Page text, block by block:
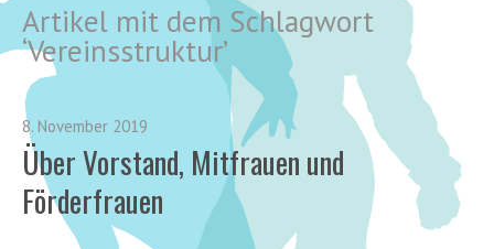
Artikel mit dem Schlagwort
‘Vereinsstruktur’
8. November 2019
Über Vorstand, Mitfrauen und
Förderfrauen